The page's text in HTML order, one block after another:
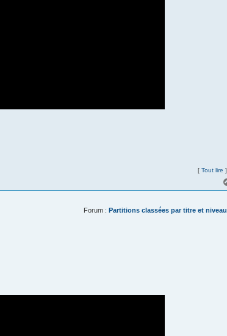
[ Tout lire ]
Forum : Partitions classées par titre et niveau